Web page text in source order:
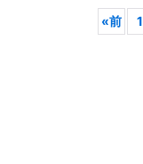
«前 1